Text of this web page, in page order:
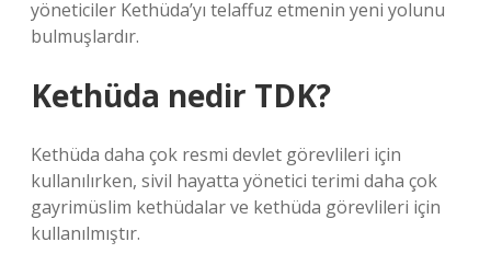
yöneticiler Kethüda’yı telaffuz etmenin yeni yolunu
bulmuşlardır.
Kethüda nedir TDK?
Kethüda daha çok resmi devlet görevlileri için
kullanılırken, sivil hayatta yönetici terimi daha çok
gayrimüslim kethüdalar ve kethüda görevlileri için
kullanılmıştır.